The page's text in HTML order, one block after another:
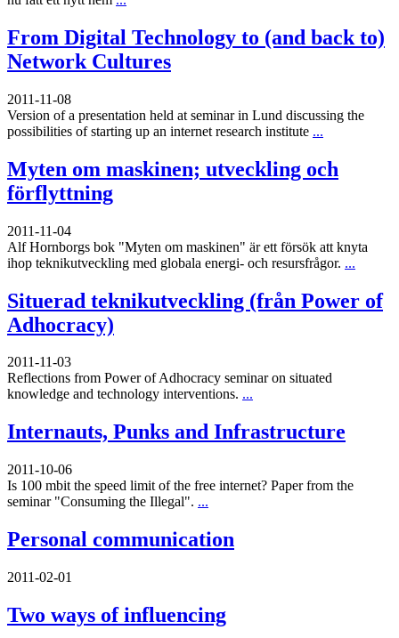
From Digital Technology to (and back to)
Network Cultures
2011-11-08
Version of a presentation held at seminar in Lund discussing the
possibilities of starting up an internet research institute ...
Myten om maskinen; utveckling och
förflyttning
2011-11-04
Alf Hornborgs bok "Myten om maskinen" är ett försök att knyta
ihop teknikutveckling med globala energi- och resursfrågor. ...
Situerad teknikutveckling (från Power of
Adhocracy)
2011-11-03
Reflections from Power of Adhocracy seminar on situated
knowledge and technology interventions. ...
Internauts, Punks and Infrastructure
2011-10-06
Is 100 mbit the speed limit of the free internet? Paper from the
seminar "Consuming the Illegal". ...
Personal communication
2011-02-01
Two ways of influencing